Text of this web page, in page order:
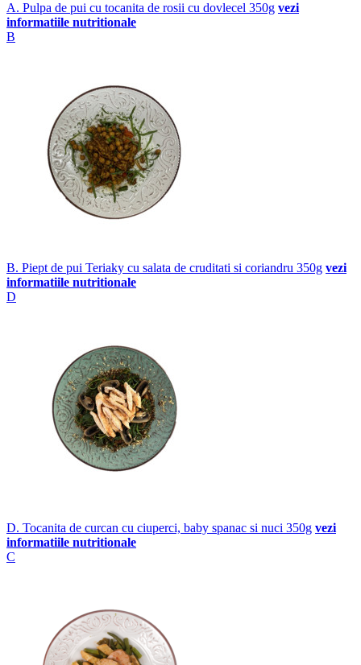
A. Pulpa de pui cu tocanita de rosii cu dovlecel 350g vezi
informatiile nutritionale
B
B. Piept de pui Teriaky cu salata de cruditati si coriandru 350g vezi
informatiile nutritionale
D
D. Tocanita de curcan cu ciuperci, baby spanac si nuci 350g vezi
informatiile nutritionale
C